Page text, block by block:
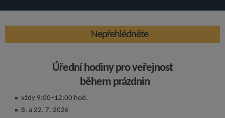
Nepřehlédněte
Úřední hodiny pro veřejnost
během prázdnin
vždy 9:00–12:00 hod.
8. a 22. 7. 2026